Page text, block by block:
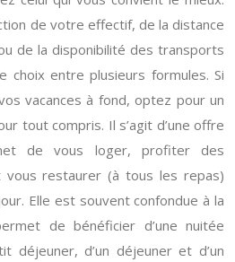
de votre effectif, de la distance
de la disponibilité des transports
choix entre plusieurs formules. Si
vacances à fond, optez pour un
tout compris. Il s’agit d’une offre
de vous loger, profiter des
vous restaurer (à tous les repas)
Elle est souvent confondue à la
de bénéficier d’une nuitée
déjeuner, d’un déjeuner et d’un